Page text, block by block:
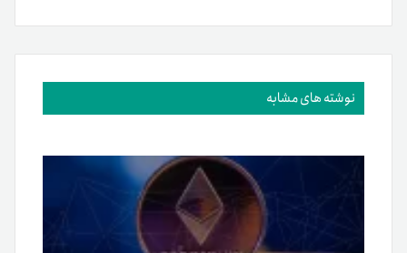
نوشته های مشابه